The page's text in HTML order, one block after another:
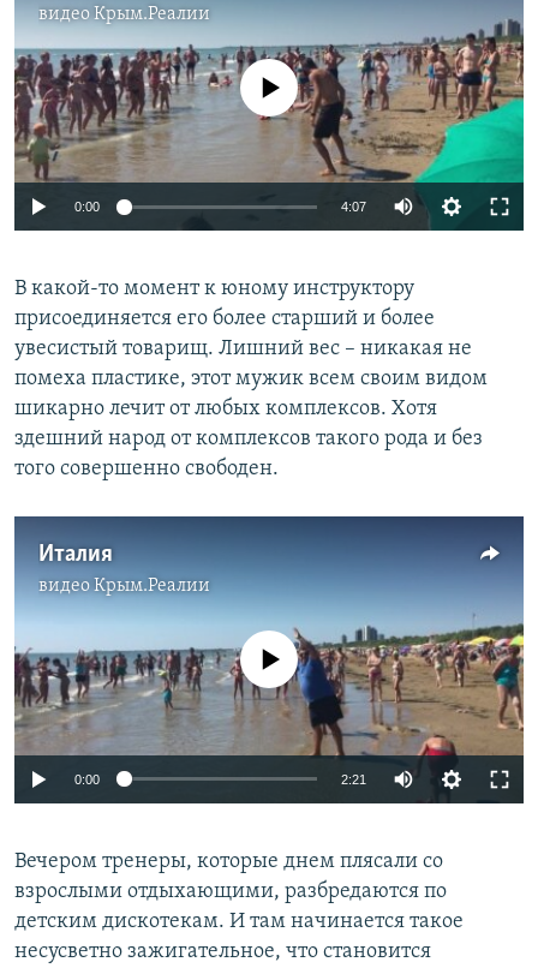
видеоКрым.Реалии
No media source currently available
0:00 4:07
В какой-то момент к юному инструктору
присоединяется его более старший и более
увесистый товарищ. Лишний вес – никакая не
помеха пластике, этот мужик всем своим видом
шикарно лечит от любых комплексов. Хотя
здешний народ от комплексов такого рода и без
того совершенно свободен.
Италия
видеоКрым.Реалии
No media source currently available
0:00 2:21
Вечером тренеры, которые днем плясали со
взрослыми отдыхающими, разбредаются по
детским дискотекам. И там начинается такое
несусветно зажигательное, что становится